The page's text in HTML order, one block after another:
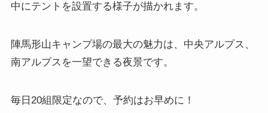
中にテントを設置する様子が描かれます。
陣馬形山キャンプ場の最大の魅力は、中央アルプス、
南アルプスを一望できる夜景です。
毎日20組限定なので、予約はお早めに！